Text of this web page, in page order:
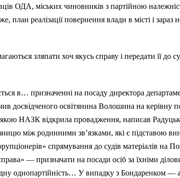
ОДА, міських чиновників з партійною
реалізації повернення влади в місті і зараз
зляпати хоч якусь справу і передати її до
в… призначенні на посаду директора
освітянина Волошина на керівну
НАЗК відкрила провадження, написав
між родинними зв’язками, які є підставою
спрямування до судів матеріалів на
— призначати на посади осіб за їхніми
однопартійність… У випадку з Бондаренком